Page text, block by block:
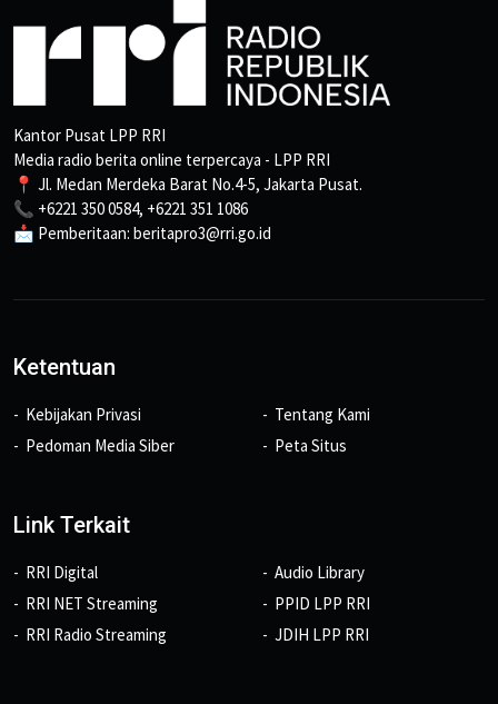
Kantor Pusat LPP RRI
Media radio berita online terpercaya - LPP RRI
📍 Jl. Medan Merdeka Barat No.4-5, Jakarta Pusat.
📞 +6221 350 0584, +6221 351 1086
📩 Pemberitaan: beritapro3@rri.go.id
Ketentuan
Kebijakan Privasi
Pedoman Media Siber
Tentang Kami
Peta Situs
Link Terkait
RRI Digital
RRI NET Streaming
RRI Radio Streaming
Audio Library
PPID LPP RRI
JDIH LPP RRI